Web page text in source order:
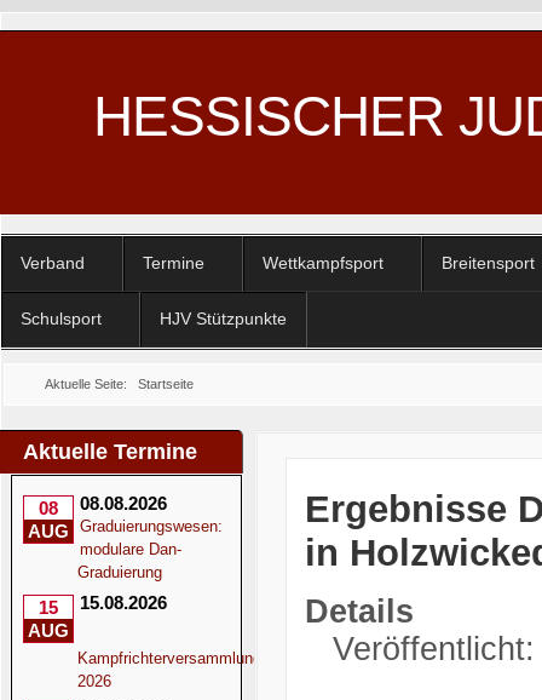
HESSISCHER
Verband Termine Wettkampfsport Breitensport
Schulsport HJV Stützpunkte
Aktuelle Seite: Startseite
Aktuelle Termine
08
AUG
08.08.2026
Graduierungswesen:
modulare Dan-
Graduierung
15
AUG
15.08.2026
Kampfrichterversammlung
2026
Ergebnisse
in
Details